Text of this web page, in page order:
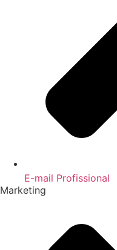
E-mail Profissional
Marketing